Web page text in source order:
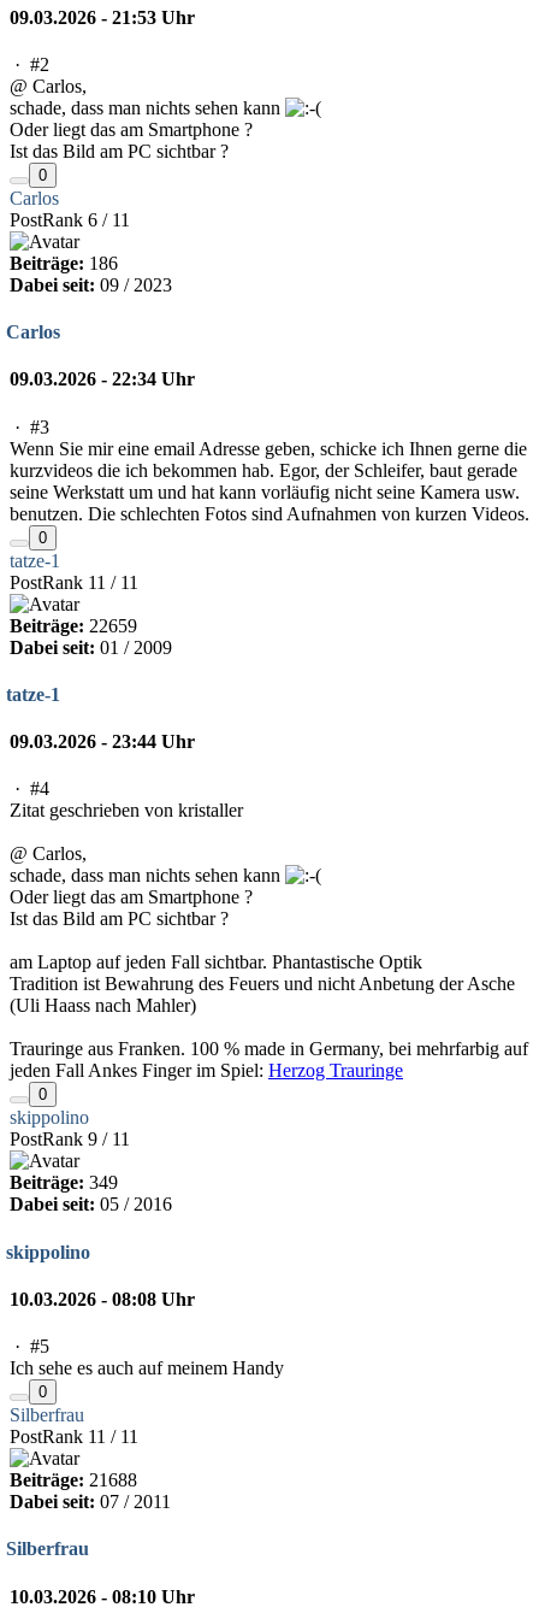
09.03.2026 - 21:53 Uhr
· #2
@ Carlos,
schade, dass man nichts sehen kann
Oder liegt das am Smartphone ?
Ist das Bild am PC sichtbar ?
0
Carlos
PostRank 6 / 11
Beiträge: 186
Dabei seit: 09 / 2023
Carlos
09.03.2026 - 22:34 Uhr
· #3
Wenn Sie mir eine email Adresse geben, schicke ich Ihnen gerne die
kurzvideos die ich bekommen hab. Egor, der Schleifer, baut gerade
seine Werkstatt um und hat kann vorläufig nicht seine Kamera usw.
benutzen. Die schlechten Fotos sind Aufnahmen von kurzen Videos.
0
tatze-1
PostRank 11 / 11
Beiträge: 22659
Dabei seit: 01 / 2009
tatze-1
09.03.2026 - 23:44 Uhr
· #4
Zitat geschrieben von kristaller
@ Carlos,
schade, dass man nichts sehen kann
Oder liegt das am Smartphone ?
Ist das Bild am PC sichtbar ?
am Laptop auf jeden Fall sichtbar. Phantastische Optik
Tradition ist Bewahrung des Feuers und nicht Anbetung der Asche
(Uli Haass nach Mahler)
Trauringe aus Franken. 100 % made in Germany, bei mehrfarbig auf
jeden Fall Ankes Finger im Spiel: Herzog Trauringe
0
skippolino
PostRank 9 / 11
Beiträge: 349
Dabei seit: 05 / 2016
skippolino
10.03.2026 - 08:08 Uhr
· #5
Ich sehe es auch auf meinem Handy
0
Silberfrau
PostRank 11 / 11
Beiträge: 21688
Dabei seit: 07 / 2011
Silberfrau
10.03.2026 - 08:10 Uhr